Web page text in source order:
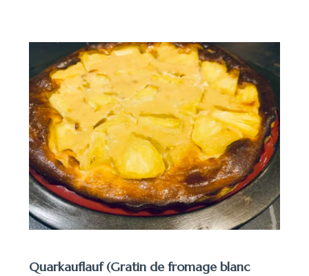
Quarkauflauf (Gratin de fromage blanc